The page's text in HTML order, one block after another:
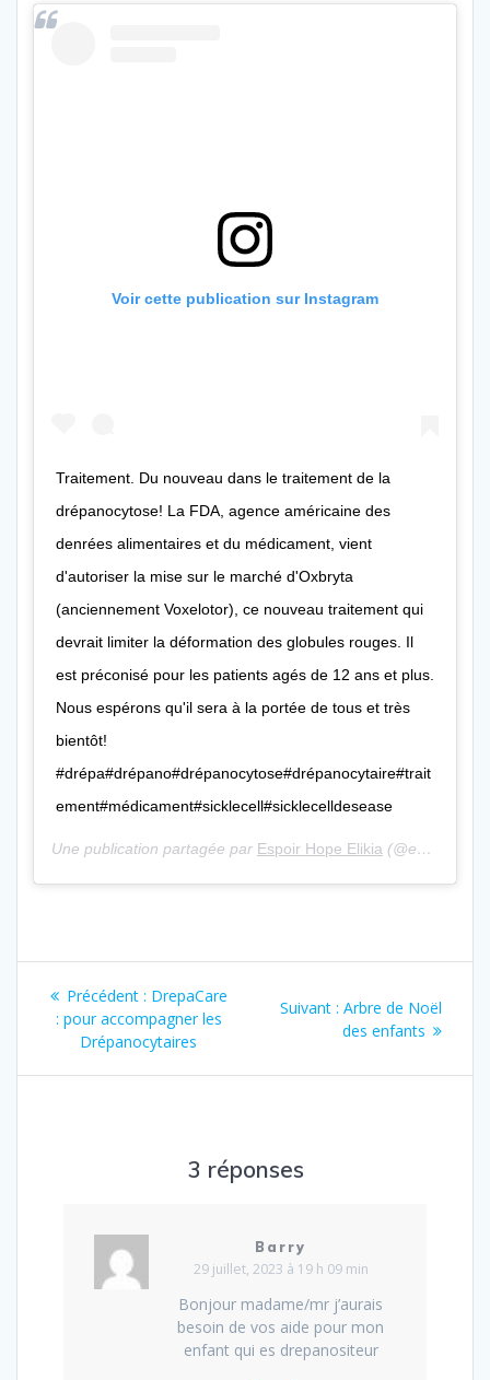
Voir cette publication sur Instagram
Traitement. Du nouveau dans le traitement de la
drépanocytose! La FDA, agence américaine des
denrées alimentaires et du médicament, vient
d'autoriser la mise sur le marché d'Oxbryta
(anciennement Voxelotor), ce nouveau traitement qui
devrait limiter la déformation des globules rouges. Il
est préconisé pour les patients agés de 12 ans et plus.
Nous espérons qu'il sera à la portée de tous et très
bientôt!
#drépa#drépano#drépanocytose#drépanocytaire#trait
ement#médicament#sicklecell#sicklecelldesease
Une publication partagée par Espoir Hope Elikia (@espoirhopeelikia) le
Navigation
de
l’article
Précédent : Article
précédent
:
DrepaCare
: pour accompagner les
Drépanocytaires
Suivant : Article
suivant
Arbre de Noël
des enfants
3 réponses
Barry
29 juillet, 2023 à 19 h 09 min
Bonjour madame/mr j’aurais
besoin de vos aide pour mon
enfant qui es drepanositeur